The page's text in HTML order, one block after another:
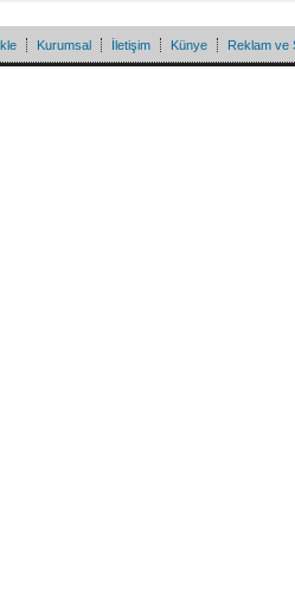
Kurumsal İletişim Künye Reklam ve